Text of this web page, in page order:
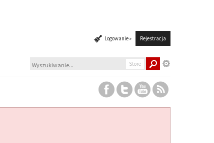
Logowanie » Rejestracja
Store